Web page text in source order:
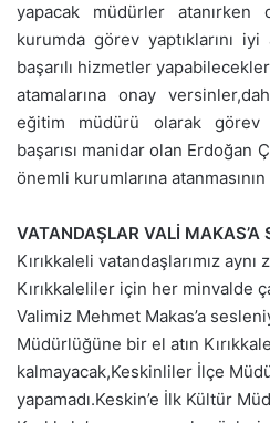
yapacak müdürler
kurumda görev yaptıklarını iyi
başarılı hizmetler
atamalarına onay
eğitim müdürü olarak
başarısı manidar olan Erdoğan
önemli kurumlarına
VATANDAŞLAR VALİ MAKAS’A
Kırıkkaleli vatandaşlarımız
Kırıkkaleliler için her minvalde
Valimiz Mehmet Makas’a
Müdürlüğüne bir el atın
kalmayacak,Keskinliler İlçe
yapamadı.Keskin’e İlk Kültür